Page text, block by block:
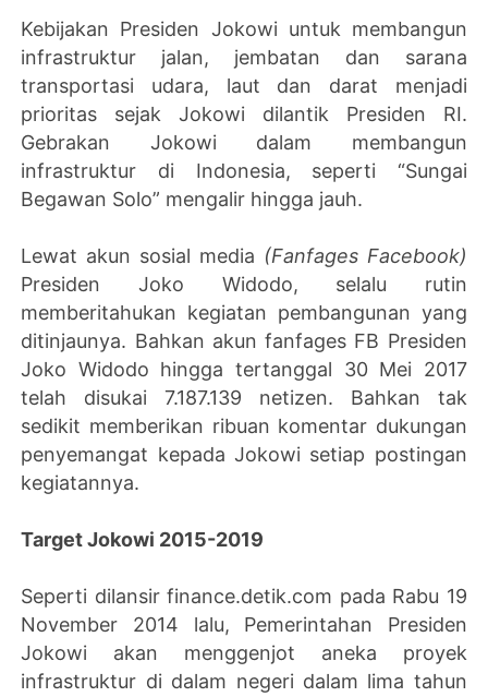
Kebijakan Presiden Jokowi untuk membangun
infrastruktur jalan, jembatan dan sarana
transportasi udara, laut dan darat menjadi
prioritas sejak Jokowi dilantik Presiden RI.
Gebrakan Jokowi dalam membangun
infrastruktur di Indonesia, seperti “Sungai
Begawan Solo” mengalir hingga jauh.
Lewat akun sosial media (Fanfages Facebook)
Presiden Joko Widodo, selalu rutin
memberitahukan kegiatan pembangunan yang
ditinjaunya. Bahkan akun fanfages FB Presiden
Joko Widodo hingga tertanggal 30 Mei 2017
telah disukai 7.187.139 netizen. Bahkan tak
sedikit memberikan ribuan komentar dukungan
penyemangat kepada Jokowi setiap postingan
kegiatannya.
Target Jokowi 2015-2019
Seperti dilansir finance.detik.com pada Rabu 19
November 2014 lalu, Pemerintahan Presiden
Jokowi akan menggenjot aneka proyek
infrastruktur di dalam negeri dalam lima tahun